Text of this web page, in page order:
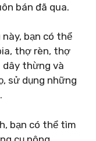
bán đã qua.
bạn có thể
thợ rèn, thợ
dây thừng và
sử dụng những
bạn có thể tìm